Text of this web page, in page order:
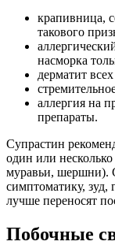
крапивница,
такового
насморка
дерматит
аллергия на
препараты.
Супрастин
один или
муравьи, шершни).
симптоматику, зуд,
лучше переносят
Побочные